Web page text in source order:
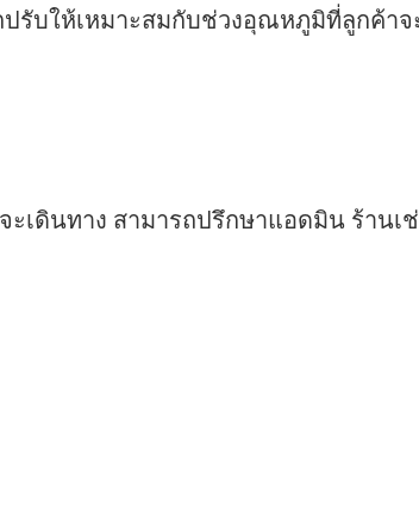
รับให้เหมาะสมกับช่วงอุณหภูมิที่ลูกค้าจ
เดินทาง สามารถปรึกษาแอดมิน ร้านเ